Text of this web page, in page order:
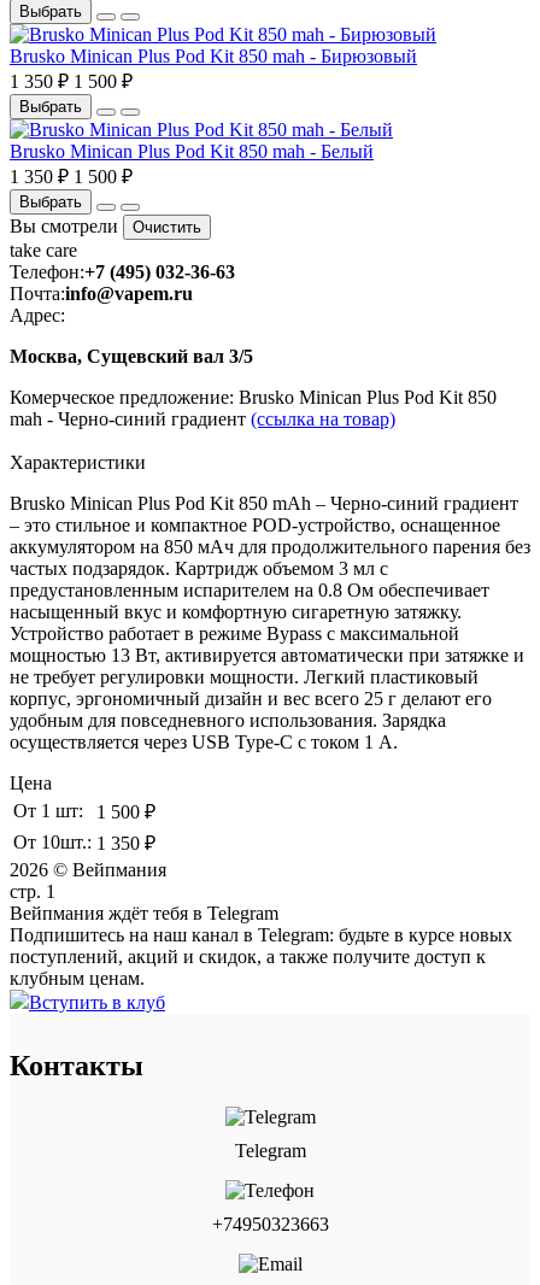
Выбрать
Brusko Minican Plus Pod Kit 850 mah - Бирюзовый
1 350 ₽ 1 500 ₽
Выбрать
Brusko Minican Plus Pod Kit 850 mah - Белый
1 350 ₽ 1 500 ₽
Выбрать
Вы смотрели Очистить
take care
Телефон:+7 (495) 032-36-63
Почта:info@vapem.ru
Адрес:
Москва, Сущевский вал 3/5
Комерческое предложение: Brusko Minican Plus Pod Kit 850
mah - Черно-синий градиент (ссылка на товар)
Характеристики
Brusko Minican Plus Pod Kit 850 mAh – Черно-синий градиент
– это стильное и компактное POD-устройство, оснащенное
аккумулятором на 850 мАч для продолжительного парения без
частых подзарядок. Картридж объемом 3 мл с
предустановленным испарителем на 0.8 Ом обеспечивает
насыщенный вкус и комфортную сигаретную затяжку.
Устройство работает в режиме Bypass с максимальной
мощностью 13 Вт, активируется автоматически при затяжке и
не требует регулировки мощности. Легкий пластиковый
корпус, эргономичный дизайн и вес всего 25 г делают его
удобным для повседневного использования. Зарядка
осуществляется через USB Type-C с током 1 А.
Цена
От 1 шт:
1 500 ₽
От 10шт.: 1 350 ₽
2026 © Вейпмания
стр. 1
Вейпмания ждёт тебя в Telegram
Подпишитесь на наш канал в Telegram: будьте в курсе новых
поступлений, акций и скидок, а также получите доступ к
клубным ценам.
Вступить в клуб
Контакты
Telegram
+74950323663